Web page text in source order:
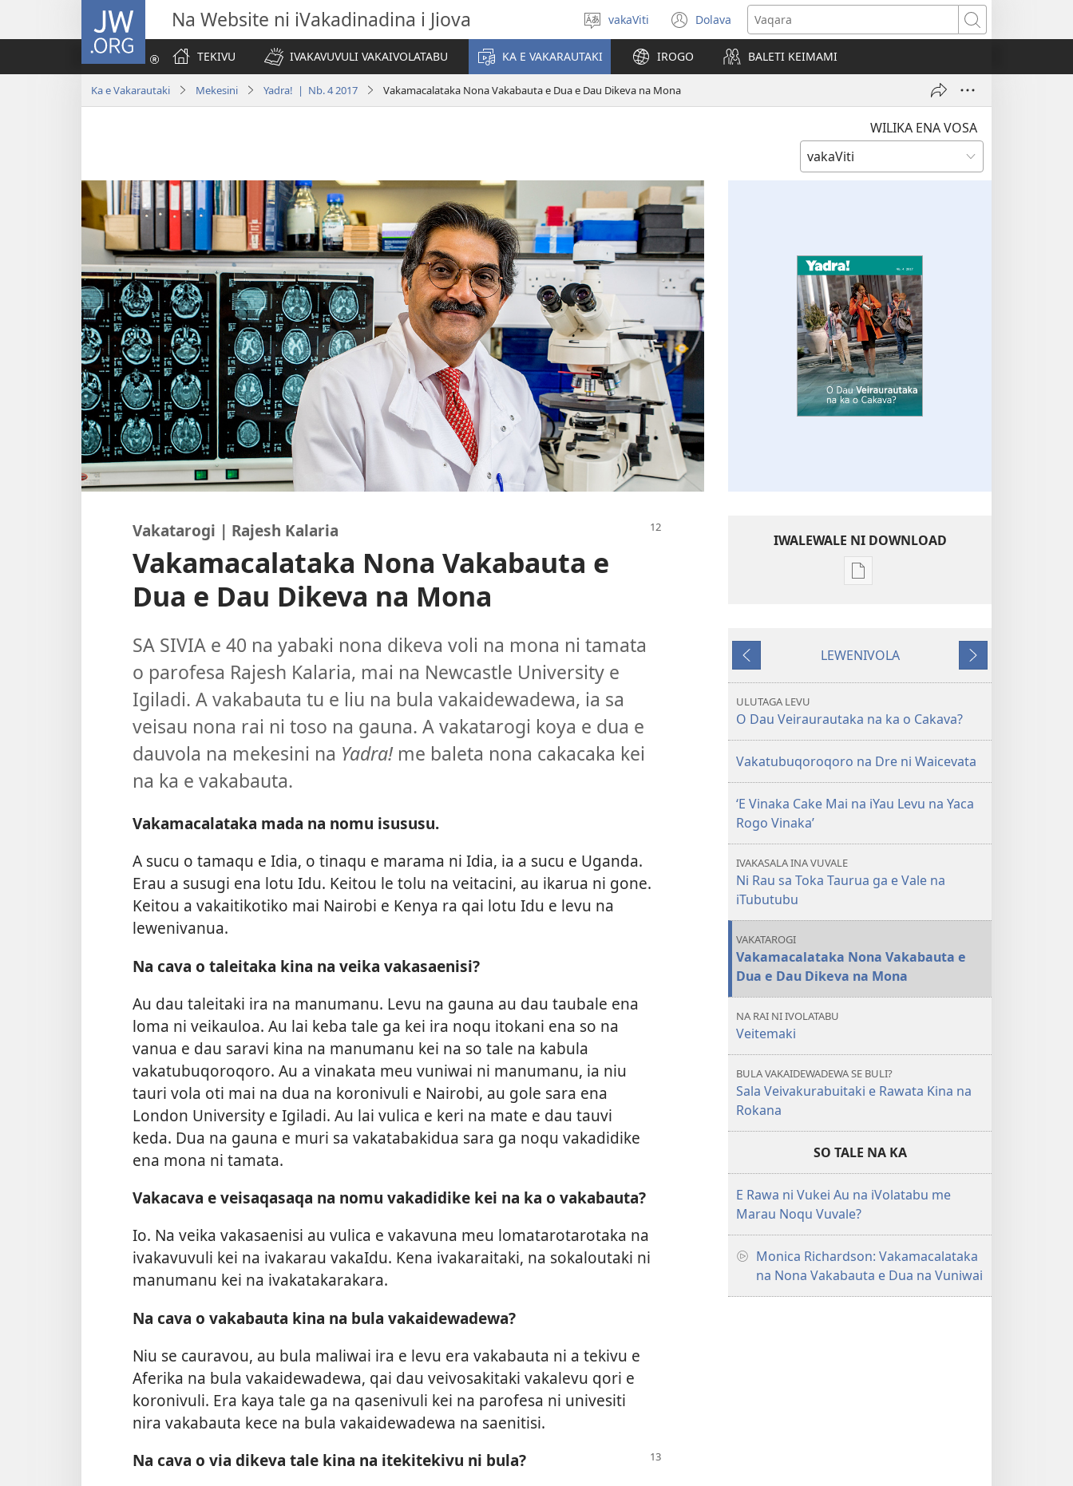
JW.ORG Na Website ni iVakadinadina i Jiova
Digia
na
Vosa
vakaViti Dolava
(opens
new
window)
Vaqara
TEKIVU
IVAKAVUVULI VAKAIVOLATABU KA E VAKARAUTAKI IROGO BALETI KEIMAMI
Ka e Vakarautaki Mekesini Yadra! | Nb. 4 2017 Vakamacalataka Nona Vakabauta e Dua e Dau Dikeva na Mona
WILIKA ENA VOSA
Vakatarogi | Rajesh Kalaria
Vakamacalataka Nona Vakabauta e
Dua e Dau Dikeva na Mona
SA SIVIA e 40 na yabaki nona dikeva voli na mona ni tamata
o parofesa Rajesh Kalaria, mai na Newcastle University e
Igiladi. A vakabauta tu e liu na bula vakaidewadewa, ia sa
veisau nona rai ni toso na gauna. A vakatarogi koya e dua e
dauvola na mekesini na Yadra! me baleta nona cakacaka kei
na ka e vakabauta.
Vakamacalataka mada na nomu isususu.
A sucu o tamaqu e Idia, o tinaqu e marama ni Idia, ia a sucu e Uganda.
Erau a susugi ena lotu Idu. Keitou le tolu na veitacini, au ikarua ni gone.
Keitou a vakaitikotiko mai Nairobi e Kenya ra qai lotu Idu e levu na
lewenivanua.
Na cava o taleitaka kina na veika vakasaenisi?
Au dau taleitaki ira na manumanu. Levu na gauna au dau taubale ena
loma ni veikauloa. Au lai keba tale ga kei ira noqu itokani ena so na
vanua e dau saravi kina na manumanu kei na so tale na kabula
vakatubuqoroqoro. Au a vinakata meu vuniwai ni manumanu, ia niu
tauri vola oti mai na dua na koronivuli e Nairobi, au gole sara ena
London University e Igiladi. Au lai vulica e keri na mate e dau tauvi
keda. Dua na gauna e muri sa vakatabakidua sara ga noqu vakadidike
ena mona ni tamata.
Vakacava e veisaqasaqa na nomu vakadidike kei na ka o vakabauta?
Io. Na veika vakasaenisi au vulica e vakavuna meu lomatarotarotaka na
ivakavuvuli kei na ivakarau vakaIdu. Kena ivakaraitaki, na sokaloutaki ni
manumanu kei na ivakatakarakara.
Na cava o vakabauta kina na bula vakaidewadewa?
Niu se cauravou, au bula maliwai ira e levu era vakabauta ni a tekivu e
Aferika na bula vakaidewadewa, qai dau veivosakitaki vakalevu qori e
koronivuli. Era kaya tale ga na qasenivuli kei na parofesa ni univesiti
nira vakabauta kece na bula vakaidewadewa na saenitisi.
Na cava o via dikeva tale kina na itekitekivu ni bula?
IWALEWALE NI DOWNLOAD
Sala
na
tabaki
Dau
na
o
LESU
I
MURI
LEWENIVOLA
TARAVA
ULUTAGA LEVU
O Dau Veiraurautaka na ka o Cakava?
Vakatubuqoroqoro na Dre ni Waicevata
‘E Vinaka Cake Mai na iYau Levu na Yaca
Rogo Vinaka’
IVAKASALA INA VUVALE
Ni Rau sa Toka Taurua ga e Vale na
iTubutubu
VAKATAROGI
Vakamacalataka Nona Vakabauta e
Dua e Dau Dikeva na Mona
NA RAI NI IVOLATABU
Veitemaki
BULA VAKAIDEWADEWA SE BULI?
Sala Veivakurabuitaki e Rawata Kina na
Rokana
SO TALE NA KA
E Rawa ni Vukei Au na iVolatabu me
Marau Noqu Vuvale?
Monica Richardson: Vakamacalataka
na Nona Vakabauta e Dua na Vuniwai